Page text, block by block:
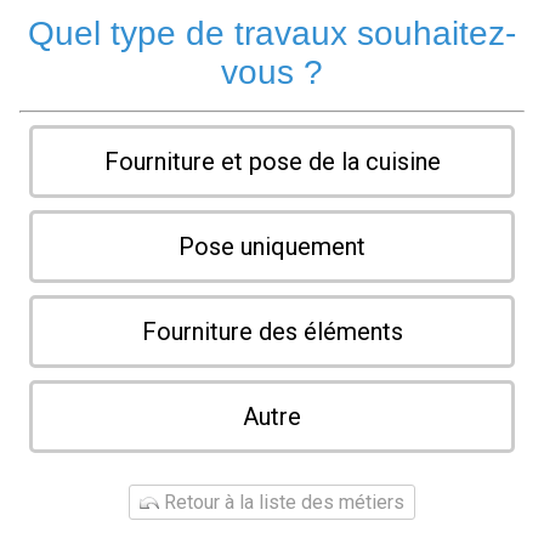
Quel type de travaux souhaitez-
vous ?
Fourniture et pose de la cuisine
Pose uniquement
Fourniture des éléments
Autre
Retour à la liste des métiers